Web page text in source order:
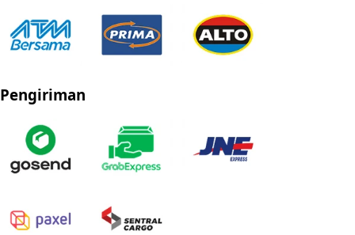
Pengiriman